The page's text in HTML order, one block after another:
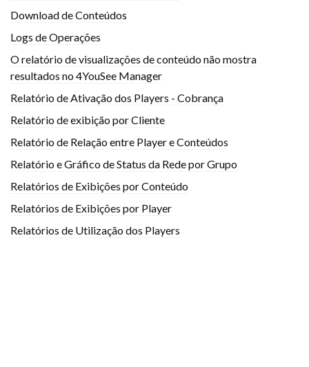
Download de Conteúdos
Logs de Operações
O relatório de visualizações de conteúdo não mostra
resultados no 4YouSee Manager
Relatório de Ativação dos Players - Cobrança
Relatório de exibição por Cliente
Relatório de Relação entre Player e Conteúdos
Relatório e Gráfico de Status da Rede por Grupo
Relatórios de Exibições por Conteúdo
Relatórios de Exibições por Player
Relatórios de Utilização dos Players